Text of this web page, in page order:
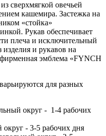
сверхмягкой овечьей
кашемира. Застежка на
«стойка»
Рукав обеспечивает
плеча и исключительный
и рукавов на
эмблема «FYNCH
для разных
округ - 1-4 рабочих
- 3-5 рабочих дня